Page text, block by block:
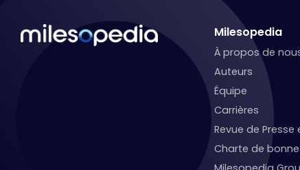
Milesopedia
À propos de
Auteurs
Équipe
Carrières
Revue de
Charte de